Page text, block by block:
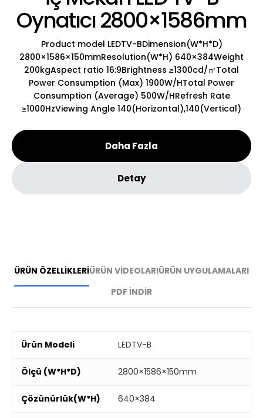
Oynatıcı 2800×1586mm
Product model LEDTV-BDimension(W*H*D)
2800×1586×150mmResolution(W*H) 640×384Weight
200kgAspect ratio 16:9Brightness ≥1300cd/㎡Total
Power Consumption (Max) 1900W/HTotal Power
Consumption (Average) 500W/HRefresh Rate
≥1000HzViewing Angle 140(Horizontal),140(Vertical)
Daha Fazla
Detay
ÜRÜN ÖZELLİKLERİÜRÜN VİDEOLARIÜRÜN UYGULAMALARI
PDF İNDİR
Ürün Modeli LEDTV-B
Ölçü (W*H*D) 2800×1586×150mm
Çözünürlük(W*H) 640×384